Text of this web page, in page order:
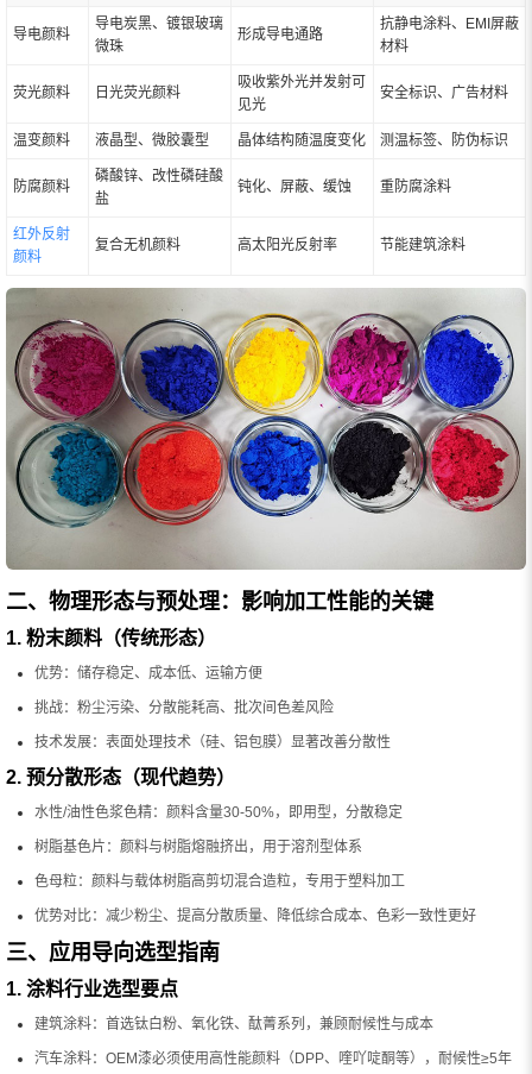
导电颜料
导电炭黑、镀银玻璃
微珠
形成导电通路
抗静电涂料、EMI屏蔽
材料
荧光颜料 日光荧光颜料
吸收紫外光并发射可
见光
安全标识、广告材料
温变颜料 液晶型、微胶囊型 晶体结构随温度变化 测温标签、防伪标识
防腐颜料
磷酸锌、改性磷硅酸
盐
钝化、屏蔽、缓蚀 重防腐涂料
红外反射
颜料
复合无机颜料 高太阳光反射率 节能建筑涂料
二、物理形态与预处理：影响加工性能的关键
1. 粉末颜料（传统形态）
优势：储存稳定、成本低、运输方便
挑战：粉尘污染、分散能耗高、批次间色差风险
技术发展：表面处理技术（硅、铝包膜）显著改善分散性
2. 预分散形态（现代趋势）
水性/油性色浆色精：颜料含量30-50%，即用型，分散稳定
树脂基色片：颜料与树脂熔融挤出，用于溶剂型体系
色母粒：颜料与载体树脂高剪切混合造粒，专用于塑料加工
优势对比：减少粉尘、提高分散质量、降低综合成本、色彩一致性更好
三、应用导向选型指南
1. 涂料行业选型要点
建筑涂料：首选钛白粉、氧化铁、酞菁系列，兼顾耐候性与成本
汽车涂料：OEM漆必须使用高性能颜料（DPP、喹吖啶酮等），耐候性≥5年